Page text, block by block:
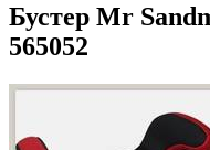
Бустер Mr
565052